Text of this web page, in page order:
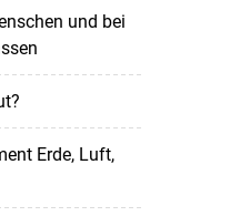
und bei
Erde, Luft,